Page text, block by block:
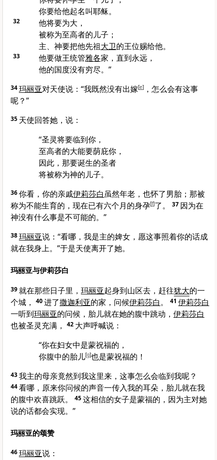
你要给他起名叫耶稣。
32
他将要为大，
被称为至高者的儿子；
主、神要把他先祖大卫的王位赐给他。
33 他要做王统管雅各家，直到永远，
他的国度没有穷尽。”
34玛丽亚对天使说：“我既然没有出嫁[e] ，怎么会有这事
呢？”
35 天使回答她，说：
“圣灵将要临到你，
至高者的大能要荫庇你，
因此，那要诞生的圣者
将被称为神的儿子。
36你看，你的亲戚伊莉莎白虽然年老，也怀了男胎；那被
称为不能生育的，现在已有六个月的身孕[f]了。 37 因为在
神没有什么事是不可能的。”
38玛丽亚说：“看哪，我是主的婢女，愿这事照着你的话成
就在我身上。”于是天使离开了她。
玛丽亚与伊莉莎白
39就在那些日子里， 玛丽亚起身到山区去，赶往犹大的一
个城，
40进了撒迦利亚的家，问候伊莉莎白。 41 伊莉莎白
一听到玛丽亚的问候，胎儿就在她的腹中跳动， 伊莉莎白
也被圣灵充满，
42 大声呼喊说：
“你在妇女中是蒙祝福的，
你腹中的胎儿[g]也是蒙祝福的！
43我主的母亲竟然到我这里来，这事怎么会临到我呢？
44看哪，原来你问候的声音一传入我的耳朵，胎儿就在我
的腹中欢喜跳跃。
45这相信的女子是蒙福的，因为主对她
说的话都会实现。”
玛丽亚的颂赞
46玛丽亚说：